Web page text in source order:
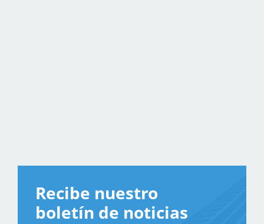
Recibe nuestro
boletín de noticias